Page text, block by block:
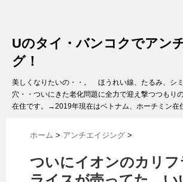
Uのタイ・バンコクでアン
グ！
美しくなりたいの・・。 ほうれい線、たるみ、シ
穴・・ついにきた老化問題に全力で迎え撃つつもり
在住です。→2019年現在はベトナム、ホーチミン在
ホーム > アンチエイジング >
ついにイオンのカリフ